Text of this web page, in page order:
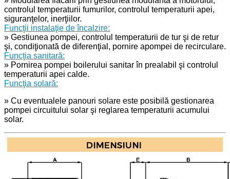
controlul temperaturii fumurilor, controlul temperaturii apei,
siguranţelor, inerţiilor.
Funcţii instalaţie de încalzire:
» Gestiunea pompei, controlul temperaturii de tur şi de retur
şi, condiţionată de diferenţial, pornire apompei de recirculare.
Funcţia sanitară:
» Pornirea pompei boilerului sanitar în prealabil şi controlul
temperaturii apei calde.
Funcţia solară:
» Cu eventualele panouri solare este posibilă gestionarea
pompei circuitului solar şi reglarea temperaturii acumului
solar.